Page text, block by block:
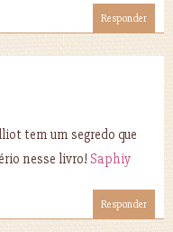
Responder
tem um segredo que
nesse livro! Saphiy
Responder